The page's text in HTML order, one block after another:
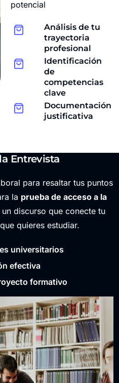
potencial
Análisis de tu
trayectoria
profesional
Identificación
de
competencias
clave
Documentación
justificativa
Entrevista
para resaltar tus puntos
la prueba de acceso a la
discurso que conecte tu
quieres estudiar.
universitarios
efectiva
formativo